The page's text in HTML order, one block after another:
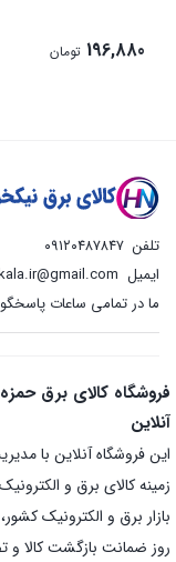
196,880 تومان
تلفن ۰۹۱۲۰۴۸۷۸۴۷
ایمیل
ما در تمامی ساعات
فروشگاه کالای برق
آنلاین
این فروشگاه آنلاین با
زمینه کالای برق و
روز ضمانت بازگشت کالا و